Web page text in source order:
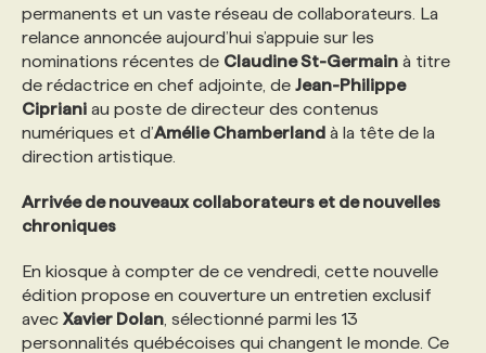
NOS AUTEUR‧RICES
POURQUOI CHOISIR NOS FORMATIONS
NOS TARIFS
PROGRAMMES DE SUBVENTIONS
FAQ
ANNONCEZ AVEC NOUS
ANNONCEZ AVEC NOUS
permanents et un vaste réseau de collaborateurs. La
relance annoncée aujourd’hui s’appuie sur les
nominations récentes de Claudine St-Germain à titre
de rédactrice en chef adjointe, de Jean-Philippe
Cipriani au poste de directeur des contenus
numériques et d’Amélie Chamberland à la tête de la
direction artistique.
Arrivée de nouveaux collaborateurs et de nouvelles
chroniques
En kiosque à compter de ce vendredi, cette nouvelle
édition propose en couverture un entretien exclusif
avec Xavier Dolan , sélectionné parmi les 13
personnalités québécoises qui changent le monde. Ce